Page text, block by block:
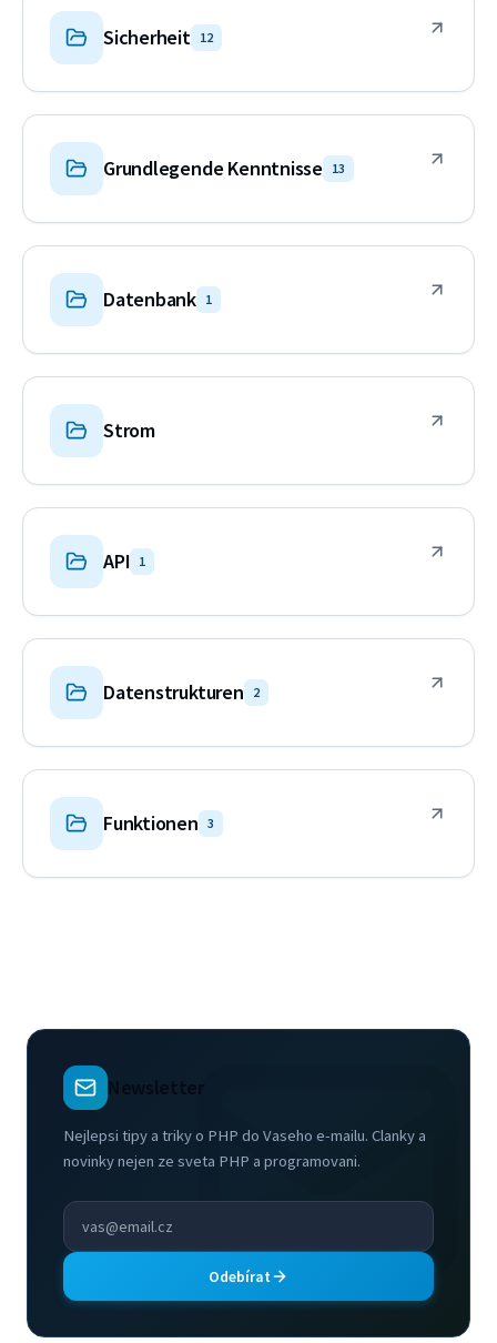
Sicherheit 12
Grundlegende Kenntnisse 13
Datenbank 1
Strom
API 1
Datenstrukturen 2
Funktionen 3
Newsletter
Nejlepsi tipy a triky o PHP do Vaseho e-mailu. Clanky a
novinky nejen ze sveta PHP a programovani.
Odebírat